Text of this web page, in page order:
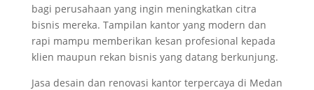
bagi perusahaan yang ingin meningkatkan citra
bisnis mereka. Tampilan kantor yang modern dan
rapi mampu memberikan kesan profesional kepada
klien maupun rekan bisnis yang datang berkunjung.
Jasa desain dan renovasi kantor terpercaya di Medan